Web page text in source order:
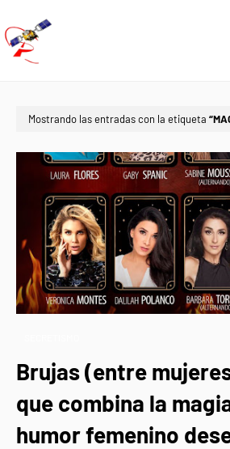
Mostrando las entradas con la etiqueta
Brujas (entre
que combina la
humor femenino